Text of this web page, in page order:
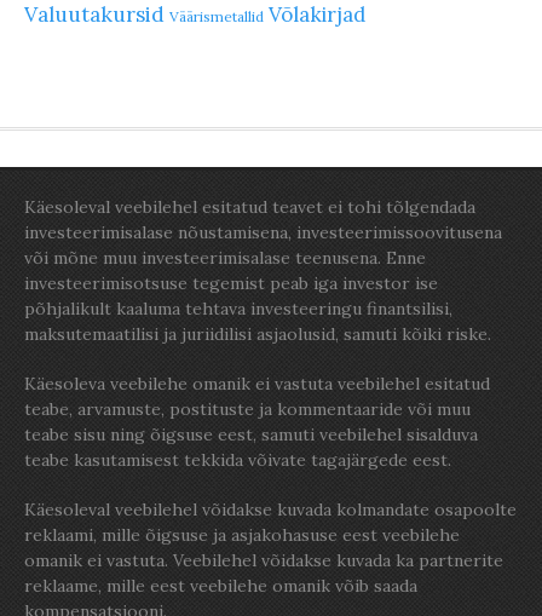
Valuutakursid Väärismetallid Võlakirjad
Käesoleval veebilehel esitatud teavet ei tohi tõlgendada
investeerimisalase nõustamisena, investeerimissoovitusena
või mõne muu investeerimisalase teenusena. Enne
investeerimisotsuse tegemist peab iga investor ise
põhjalikult kaaluma tehtava investeeringu finantsilisi,
maksutemaatilisi ja juriidilisi asjaolusid, samuti kõiki riske.
Käesoleva veebilehe omanik ei vastuta veebilehel esitatud
teabe, arvamuste, postituste ja kommentaaride või muu
teabe sisu ning õigsuse eest, samuti veebilehel sisalduva
teabe kasutamisest tekkida võivate tagajärgede eest.
Käesoleval veebilehel võidakse kuvada kolmandate osapoolte
reklaami, mille õigsuse ja asjakohasuse eest veebilehe
omanik ei vastuta. Veebilehel võidakse kuvada ka partnerite
reklaame, mille eest veebilehe omanik võib saada
kompensatsiooni.